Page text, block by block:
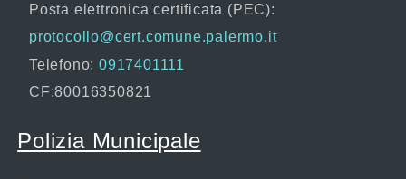
Posta elettronica certificata (PEC):
protocollo@cert.comune.palermo.it
Telefono: 0917401111
CF:80016350821
Polizia Municipale